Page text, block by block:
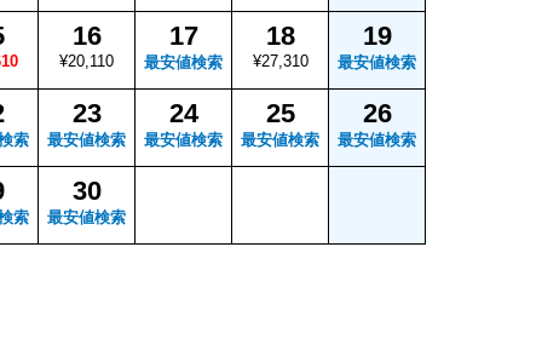
16
¥20,110
17
最安値検索
18
¥27,310
19
最安値検索
索
23
最安値検索
24
最安値検索
25
最安値検索
26
最安値検索
索
30
最安値検索